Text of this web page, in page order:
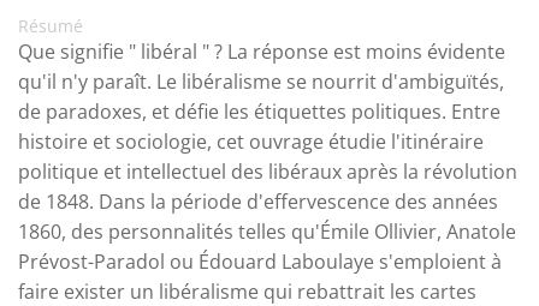
Résumé
Que signifie " libéral " ? La réponse est moins évidente
qu'il n'y paraît. Le libéralisme se nourrit d'ambiguïtés,
de paradoxes, et défie les étiquettes politiques. Entre
histoire et sociologie, cet ouvrage étudie l'itinéraire
politique et intellectuel des libéraux après la révolution
de 1848. Dans la période d'effervescence des années
1860, des personnalités telles qu'Émile Ollivier, Anatole
Prévost-Paradol ou Édouard Laboulaye s'emploient à
faire exister un libéralisme qui rebattrait les cartes